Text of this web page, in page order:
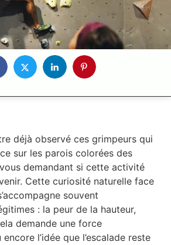
déjà observé ces grimpeurs qui
sur les parois colorées des
vous demandant si cette activité
Cette curiosité naturelle face
souvent
: la peur de la hauteur,
demande une force
l’idée que l’escalade reste